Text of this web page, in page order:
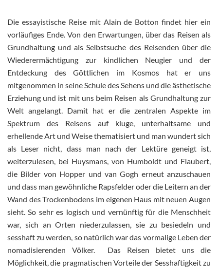
Die essayistische Reise mit Alain de Botton findet hier ein
vorläufiges Ende. Von den Erwartungen, über das Reisen als
Grundhaltung und als Selbstsuche des Reisenden über die
Wiederermächtigung zur kindlichen Neugier und der
Entdeckung des Göttlichen im Kosmos hat er uns
mitgenommen in seine Schule des Sehens und die ästhetische
Erziehung und ist mit uns beim Reisen als Grundhaltung zur
Welt angelangt. Damit hat er die zentralen Aspekte im
Spektrum des Reisens auf kluge, unterhaltsame und
erhellende Art und Weise thematisiert und man wundert sich
als Leser nicht, dass man nach der Lektüre geneigt ist,
weiterzulesen, bei Huysmans, von Humboldt und Flaubert,
die Bilder von Hopper und van Gogh erneut anzuschauen
und dass man gewöhnliche Rapsfelder oder die Leitern an der
Wand des Trockenbodens im eigenen Haus mit neuen Augen
sieht. So sehr es logisch und vernünftig für die Menschheit
war, sich an Orten niederzulassen, sie zu besiedeln und
sesshaft zu werden, so natürlich war das vormalige Leben der
nomadisierenden Völker. Das Reisen bietet uns die
Möglichkeit, die pragmatischen Vorteile der Sesshaftigkeit zu